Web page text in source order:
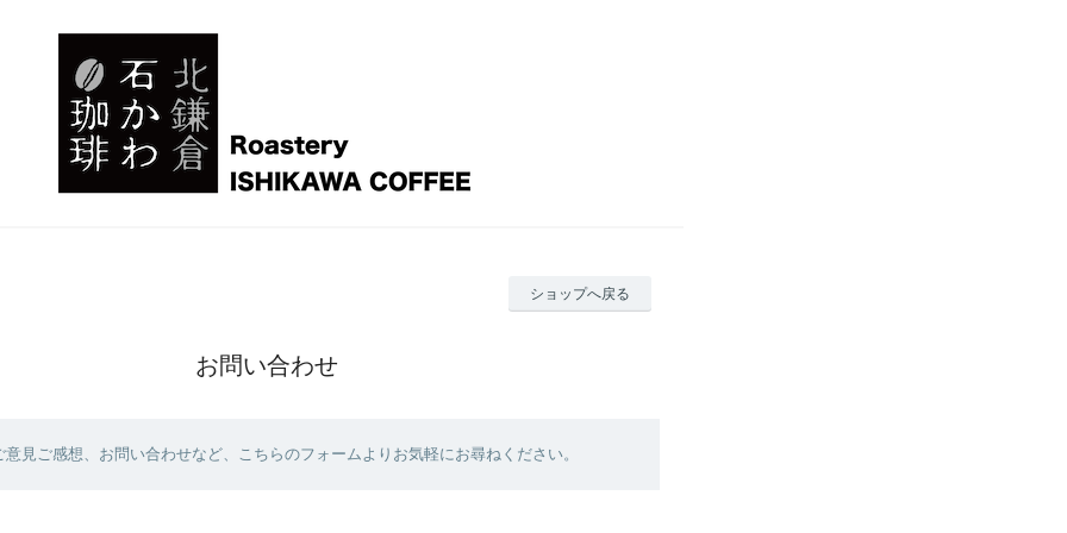
ショップへ戻る
お問い合わせ
見ご感想、お問い合わせなど、こちらのフォームよりお気軽にお尋ねください。